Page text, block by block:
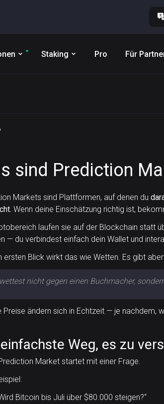
Staking Pro Für
sind Prediction
Markets sind Plattformen, auf denen du
Wenn deine Einschätzung richtig ist,
laufen sie auf der Blockchain statt
— du verbindest einfach dein Wallet und
ersten Blick wirkt das wie Wetten. Es gibt
nicht gegen einen Buchmacher,
Preise ändern sich in Echtzeit — je nachdem,
Weg, es zu
Market startet mit einer Frage.
Bitcoin bis Juli über $80.000 steigen?“